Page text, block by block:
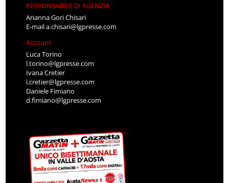
RESPONSABILE DI AGENZIA
Arianna Gori Chisari
E-maila.chisari@lgpresse.com
Account
Luca Torino
l.torino@lgpresse.com
Ivana Cretier
i.cretier@lgpresse.com
Daniele Fimiano
d.fimiano@lgpresse.com